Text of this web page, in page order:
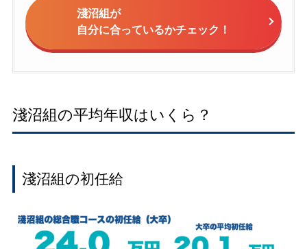
淺沼組が
自分に合っているかチェック！
淺沼組の平均年収はいくら？
淺沼組の初任給